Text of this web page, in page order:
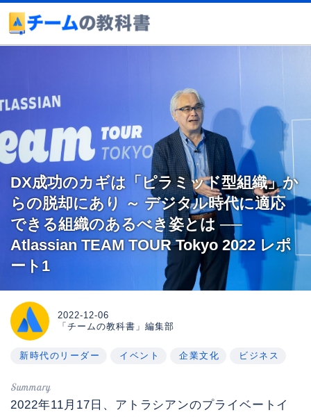
DX成功のカギは「ピラミッド型組織」か
らの脱却にあり ～ デジタル時代に適応
できる組織のあるべき姿とは ──
Atlassian TEAM TOUR Tokyo 2022 レポ
ート1
2022-12-06
「チームの教科書」編集部
新時代のリーダー イベント 企業文化 ビジネス
2022年11月17日、アトラシアンのプライベートイ